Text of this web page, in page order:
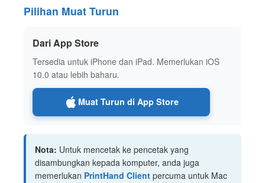
Pilihan Muat Turun
Dari App Store
Tersedia untuk iPhone dan iPad. Memerlukan iOS
10.0 atau lebih baharu.
Muat Turun di App Store
Nota: Untuk mencetak ke pencetak yang
disambungkan kepada komputer, anda juga
memerlukan PrintHand Client percuma untuk Mac